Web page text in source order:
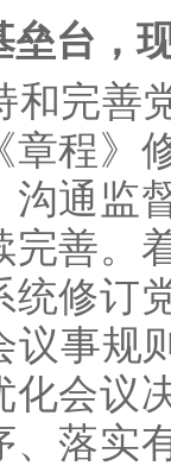
垒台，
和完善
章程》
沟通监
完善。
统修订
议事规
化会议
、落实